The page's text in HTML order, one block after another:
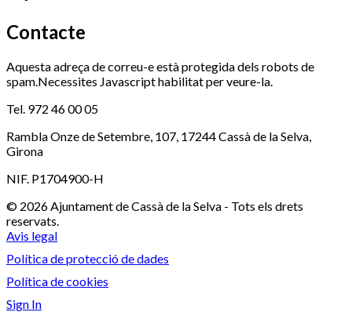
Contacte
Aquesta adreça de correu-e està protegida dels robots de
spam.Necessites Javascript habilitat per veure-la.
Tel. 972 46 00 05
Rambla Onze de Setembre, 107, 17244 Cassà de la Selva,
Girona
NIF. P1704900-H
© 2026 Ajuntament de Cassà de la Selva - Tots els drets
reservats.
Avis legal
Política de protecció de dades
Política de cookies
Sign In